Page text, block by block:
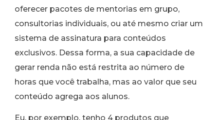
oferecer pacotes de mentorias em grupo,
consultorias individuais, ou até mesmo criar um
sistema de assinatura para conteúdos
exclusivos. Dessa forma, a sua capacidade de
gerar renda não está restrita ao número de
horas que você trabalha, mas ao valor que seu
conteúdo agrega aos alunos.
Eu, por exemplo, tenho 4 produtos que